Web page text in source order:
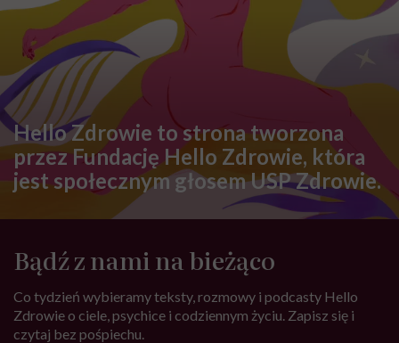
Hello Zdrowie to strona tworzona
przez Fundację Hello Zdrowie, która
jest społecznym głosem USP Zdrowie.
Bądź z nami na bieżąco
Co tydzień wybieramy teksty, rozmowy i podcasty Hello
Zdrowie o ciele, psychice i codziennym życiu. Zapisz się i
czytaj bez pośpiechu.